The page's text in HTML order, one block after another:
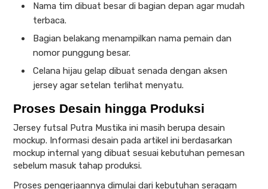
Nama tim dibuat besar di bagian depan agar mudah
terbaca.
Bagian belakang menampilkan nama pemain dan
nomor punggung besar.
Celana hijau gelap dibuat senada dengan aksen
jersey agar setelan terlihat menyatu.
Proses Desain hingga Produksi
Jersey futsal Putra Mustika ini masih berupa desain
mockup. Informasi desain pada artikel ini berdasarkan
mockup internal yang dibuat sesuai kebutuhan pemesan
sebelum masuk tahap produksi.
Proses pengerjaannya dimulai dari kebutuhan seragam